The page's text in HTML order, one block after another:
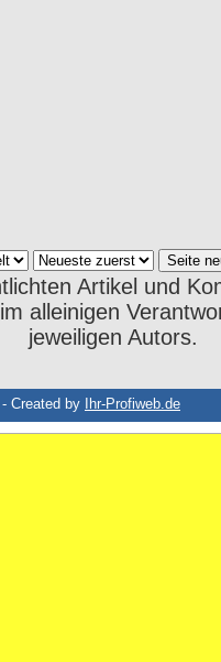
Artikel und
alleinigen
jeweiligen Autors.
Created by Ihr-Profiweb.de